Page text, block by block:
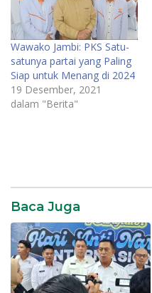
Wawako Jambi: PKS Satu-
satunya partai yang Paling
Siap untuk Menang di 2024
19 Desember, 2021
dalam "Berita"
Baca Juga